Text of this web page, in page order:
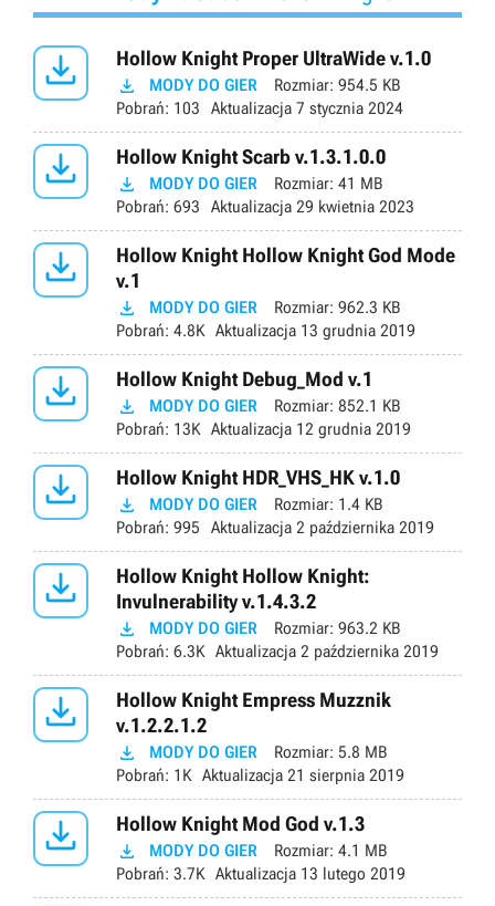
 Hollow Knight Proper UltraWide v.1.0
 MODY DO GIER Rozmiar: 954.5 KB
Pobrań: 103 Aktualizacja 7 stycznia 2024
 Hollow Knight Scarb v.1.3.1.0.0
 MODY DO GIER Rozmiar: 41 MB
Pobrań: 693 Aktualizacja 29 kwietnia 2023

Hollow Knight Hollow Knight God Mode
v.1
 MODY DO GIER Rozmiar: 962.3 KB
Pobrań: 4.8K Aktualizacja 13 grudnia 2019
 Hollow Knight Debug_Mod v.1
 MODY DO GIER Rozmiar: 852.1 KB
Pobrań: 13K Aktualizacja 12 grudnia 2019
 Hollow Knight HDR_VHS_HK v.1.0
 MODY DO GIER Rozmiar: 1.4 KB
Pobrań: 995 Aktualizacja 2 października 2019

Hollow Knight Hollow Knight:
Invulnerability v.1.4.3.2
 MODY DO GIER Rozmiar: 963.2 KB
Pobrań: 6.3K Aktualizacja 2 października 2019

Hollow Knight Empress Muzznik
v.1.2.2.1.2
 MODY DO GIER Rozmiar: 5.8 MB
Pobrań: 1K Aktualizacja 21 sierpnia 2019
 Hollow Knight Mod God v.1.3
 MODY DO GIER Rozmiar: 4.1 MB
Pobrań: 3.7K Aktualizacja 13 lutego 2019